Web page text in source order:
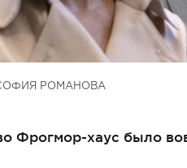
РОМАНОВА
Фрогмор-хаус было